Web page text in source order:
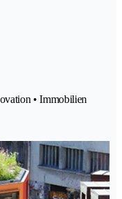
• Immobilien